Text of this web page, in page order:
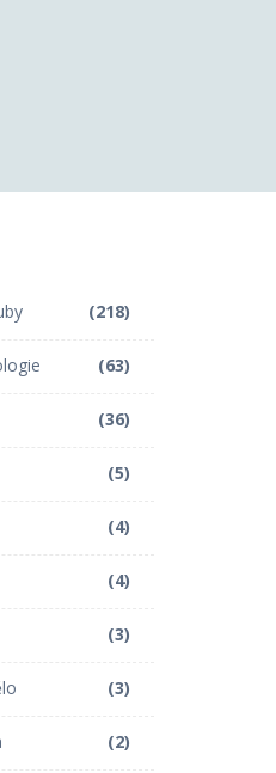
(218)
(63)
(36)
(5)
(4)
(4)
(3)
(3)
(2)